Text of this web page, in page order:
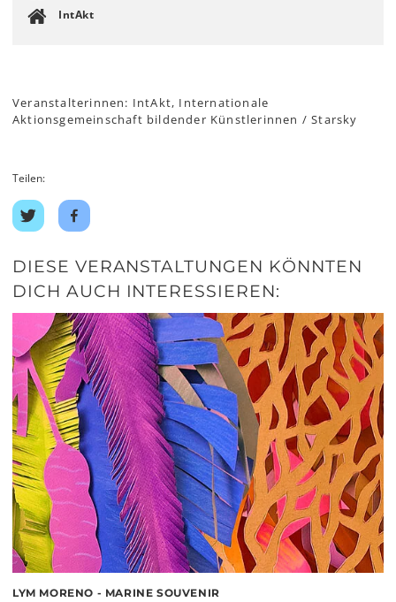
IntAkt
Veranstalterinnen: IntAkt, Internationale
Aktionsgemeinschaft bildender Künstlerinnen / Starsky
Teilen:
Auf
Twitter
Auf
Facebook
DIESE VERANSTALTUNGEN KÖNNTEN
DICH AUCH INTERESSIEREN:
LYM MORENO - MARINE SOUVENIR